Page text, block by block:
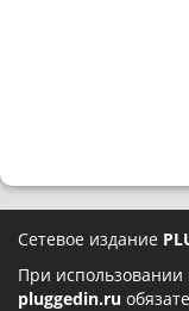
Сетевое издание
При использовании
pluggedin.ru